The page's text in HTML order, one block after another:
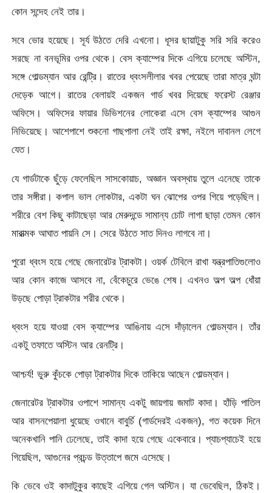
কোন সন্দেহ নেই তার।
সবে ভোর হয়েছে। সূর্য উঠতে দেরি এখনো। ধূসর ছায়াটুকু সরি সরি করেও
সরছে না বনভূমির ওপর থেকে। বেস ক্যাম্পের দিকে এগিয়ে চলেছে অস্টিন,
সঙ্গে গোল্ডম্যান আর রেন্ট্রি। রাতের ধ্বংসলীলার খবর পেয়েছে তারা মাত্র ঘন্টা
দেড়েক আগে। রাতের বেলায়ই একজন গার্ড খবর দিয়েছে ফরেস্ট রেঞ্জার
অফিসে। অফিসের ফায়ার ডিভিশনের লোকেরা এসে বেস ক্যাম্পের আগুন
নিভিয়েছে। আশেপাশে শুকনো গাছপালা নেই তাই রক্ষা, নইলে দাবানল লেগে
যেত।
যে গার্ডটাকে ছুঁড়ে ফেলেছিল সাসকোয়াচ, অজ্ঞান অবস্থায় তুলে এনেছে তাকে
তার সঙ্গীরা। কপাল ভাল লোকটার, একটা ঘন ঝোপের ওপর গিয়ে পড়েছিল।
শরীরে বেশ কিছু কাটাছেড়া আর মেরুদন্ডে সামান্য চোট লাগা ছাড়া তেমন কোন
মারাত্মক আঘাত পায়নি সে। সেরে উঠতে সাত দিনও লাগবে না।
পুরো ধ্বংস হয়ে গেছে জেনারেটর ট্রাকটা। ওয়র্ক টেবিলে রাখা যন্ত্রপাতিগুলোও
আর কোন কাজে আসবে না, বেঁকেচুরে ভেঙে শেষ। এখনও অল্প অল্প ধোঁয়া
উড়ছে পোড়া ট্রাকটার শরীর থেকে।
ধ্বংস হয়ে যাওয়া বেস ক্যাম্পের আঙিনায় এসে দাঁড়ালেন গোল্ডম্যান। তাঁর
একটু তফাতে অস্টিন আর রেনট্রি।
আশ্চর্য! ভুরু কুঁচকে পোড়া ট্রাকটার দিকে তাকিয়ে আছেন গোল্ডম্যান।
জেনারেটর ট্রাকটার ওপাশে সামান্য একটু জায়গায় জমাট কাদা। হাঁড়ি পাতিল
আর বাসনপেয়ালা ধুয়েছে ওখানে বাবুর্চি (গার্ডদেরই একজন), গত কয়েক দিনে
অনেকখানি পানি ঢেলেছে, তাই কাদা হয়ে গেছে একেবারে। প্যাচপ্যাচেই হয়ে
গিয়েছিল, আগুনের প্রচন্ড উত্তাপে জমে এসেছে।
কি ভেবে ওই কাদাটুকুর কাছেই এগিয়ে গেল অস্টিন। যা ভেবেছিল, ঠিকই।